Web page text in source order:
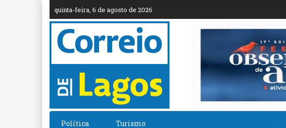
quinta-feira, 6 de agosto de 2026
Política
Turismo